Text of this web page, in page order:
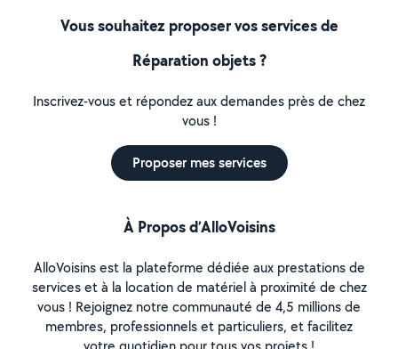
Vous souhaitez proposer vos services de
Réparation objets ?
Inscrivez-vous et répondez aux demandes près de chez
vous !
Proposer mes services
À Propos d’AlloVoisins
AlloVoisins est la plateforme dédiée aux prestations de
services et à la location de matériel à proximité de chez
vous ! Rejoignez notre communauté de 4,5 millions de
membres, professionnels et particuliers, et facilitez